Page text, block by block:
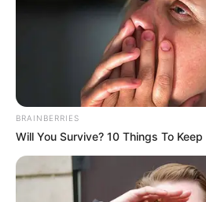
BRAINBERRIES
Will You Survive? 10 Things To